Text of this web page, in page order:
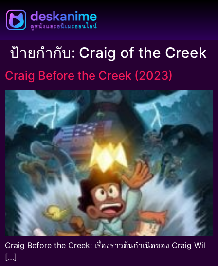
ป้ายกำกับ: Craig of the Creek
Craig Before the Creek (2023)
Craig Before the Creek: เรื่องราวต้นกำเนิดของ Craig Wil
[…]